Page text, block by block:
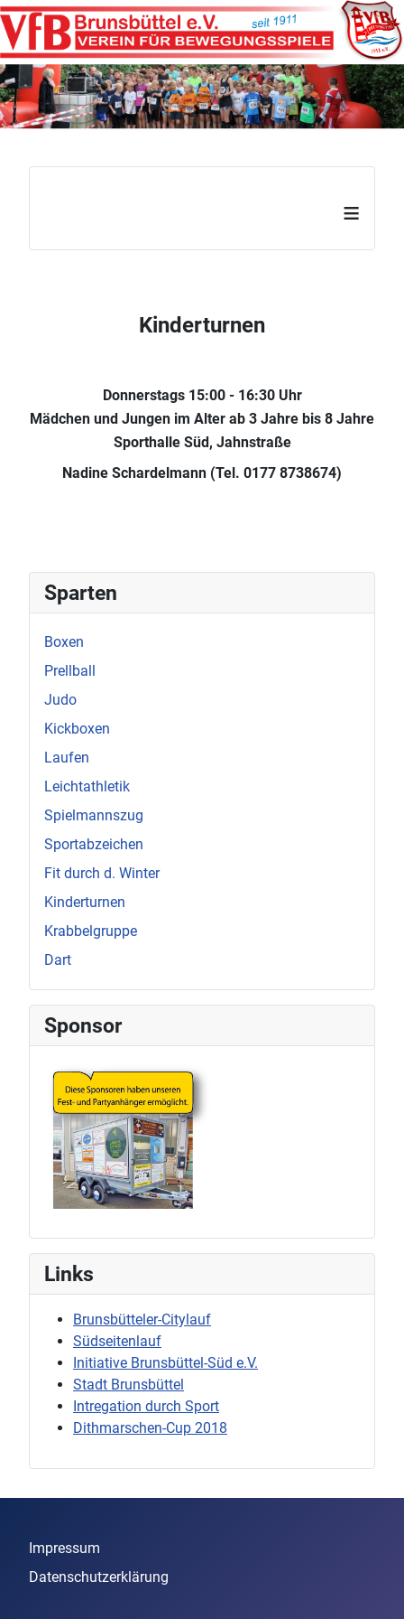
≡
Sparten
Boxen
Prellball
Judo
Kickboxen
Laufen
Leichtathletik
Spielmannszug
Sportabzeichen
Fit durch d. Winter
Kinderturnen
Krabbelgruppe
Dart
Sponsor
Links
Brunsbütteler-Citylauf
Südseitenlauf
Initiative Brunsbüttel-Süd e.V.
Stadt Brunsbüttel
Intregation durch Sport
Dithmarschen-Cup 2018
Kinderturnen
Donnerstags 15:00 - 16:30 Uhr
Mädchen und Jungen im Alter ab 3 Jahre bis 8 Jahre
Sporthalle Süd, Jahnstraße
Nadine Schardelmann (Tel. 0177 8738674)
Impressum
Datenschutzerklärung